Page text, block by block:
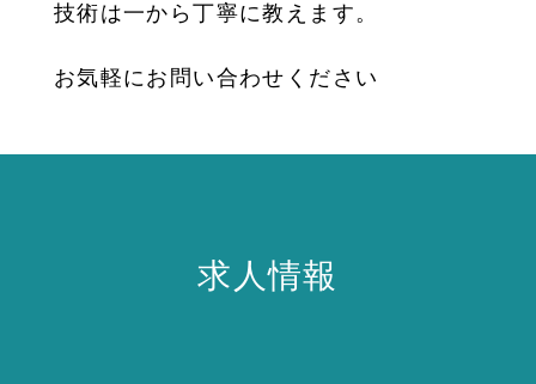
技術は一から丁寧に教えます。
お気軽にお問い合わせください
求人情報